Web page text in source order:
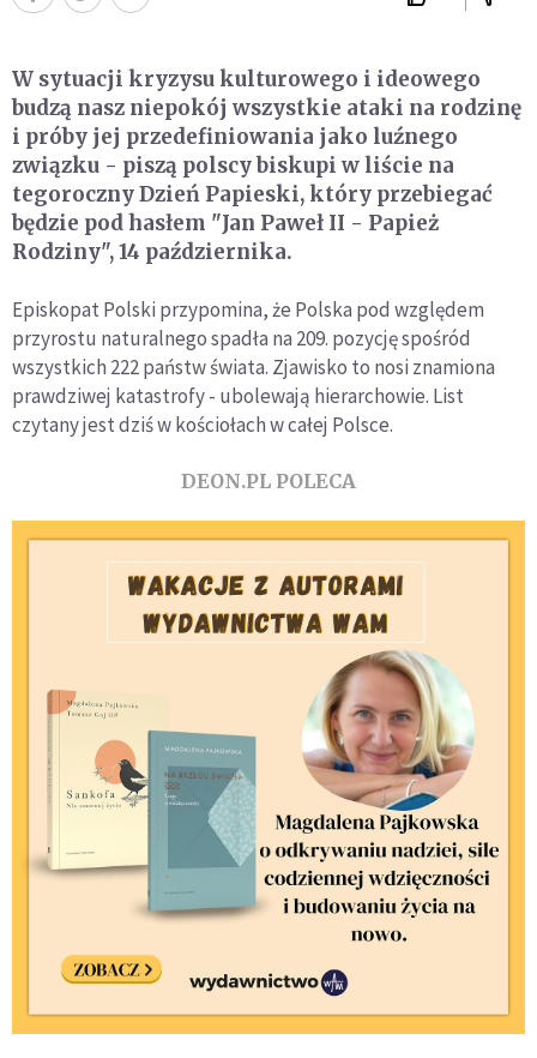
W sytuacji kryzysu kulturowego i ideowego
budzą nasz niepokój wszystkie ataki na rodzinę
i próby jej przedefiniowania jako luźnego
związku - piszą polscy biskupi w liście na
tegoroczny Dzień Papieski, który przebiegać
będzie pod hasłem "Jan Paweł II - Papież
Rodziny", 14 października.
Episkopat Polski przypomina, że Polska pod względem
przyrostu naturalnego spadła na 209. pozycję spośród
wszystkich 222 państw świata. Zjawisko to nosi znamiona
prawdziwej katastrofy - ubolewają hierarchowie. List
czytany jest dziś w kościołach w całej Polsce.
DEON.PL POLECA